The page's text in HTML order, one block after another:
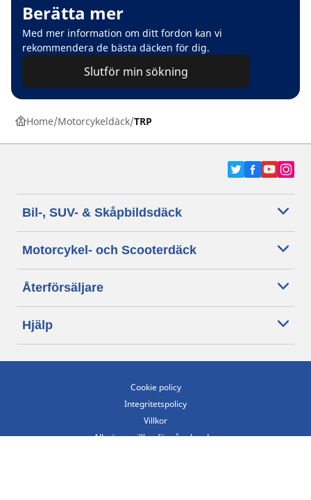
Berätta mer
Med mer information om ditt fordon kan vi
rekommendera de bästa däcken för dig.
Slutför min sökning
Home Motorcykeldäck TRP
Bil-, SUV- & Skåpbildsdäck
Motorcykel- och Scooterdäck
Återförsäljare
Hjälp
Cookie policy
Integritetspolicy
Villkor
Allmänna villkor för våra kunder